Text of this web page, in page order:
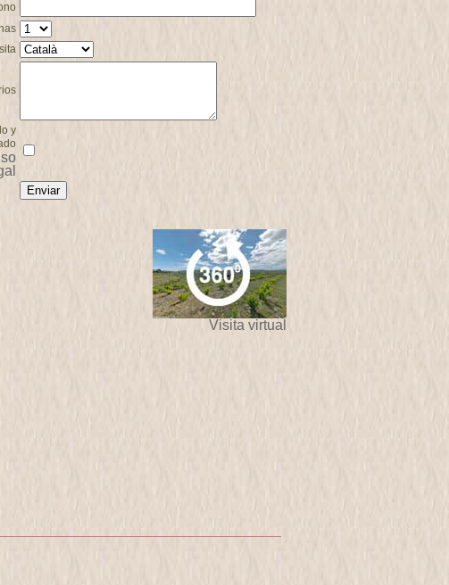
y
Visita virtual